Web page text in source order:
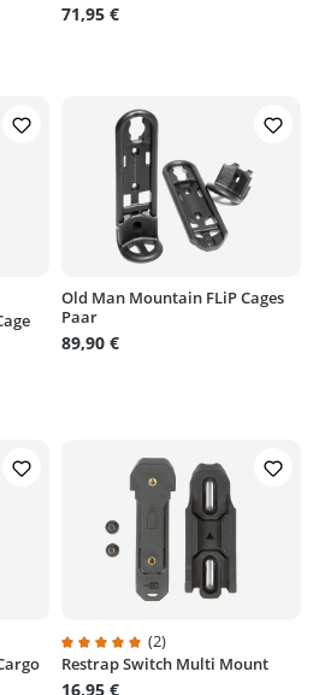
71,95 €
von 5 von 5 Sternen
Old Man Mountain FLiP Cages
Paar
89,90 €
von 5 von 5 Sternen
Durchschnittliche Bewertung
(2)
Restrap Switch Multi Mount
16,95 €